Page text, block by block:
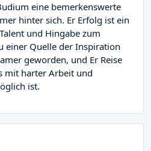
eine bemerkenswerte
hinter sich. Er Erfolg ist ein
und Hingabe zum
einer Quelle der Inspiration
geworden, und Er Reise
mit harter Arbeit und
ist.